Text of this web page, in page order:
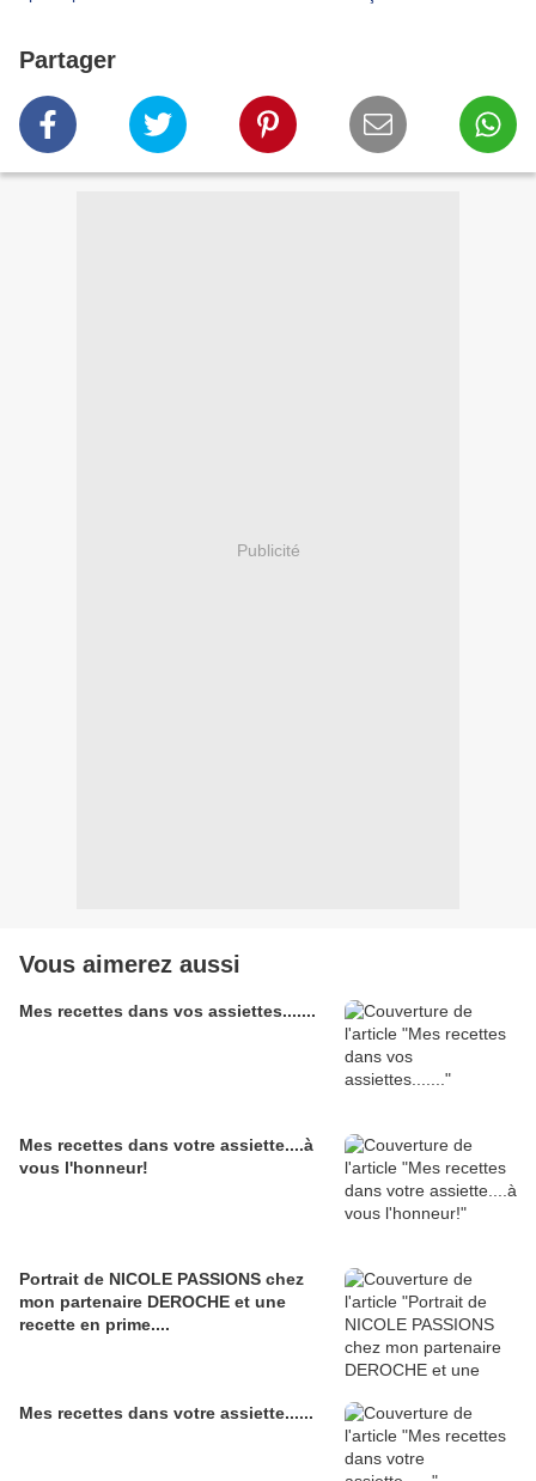
Partager
Publicité
Vous aimerez aussi
Mes recettes dans vos assiettes.......
Mes recettes dans votre assiette....à
vous l'honneur!
Portrait de NICOLE PASSIONS chez
mon partenaire DEROCHE et une
recette en prime....
Mes recettes dans votre assiette......